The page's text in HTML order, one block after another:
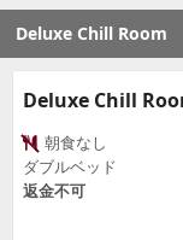
Deluxe Chill Room
Deluxe Chill
朝食なし
ダブルベッド
返金不可